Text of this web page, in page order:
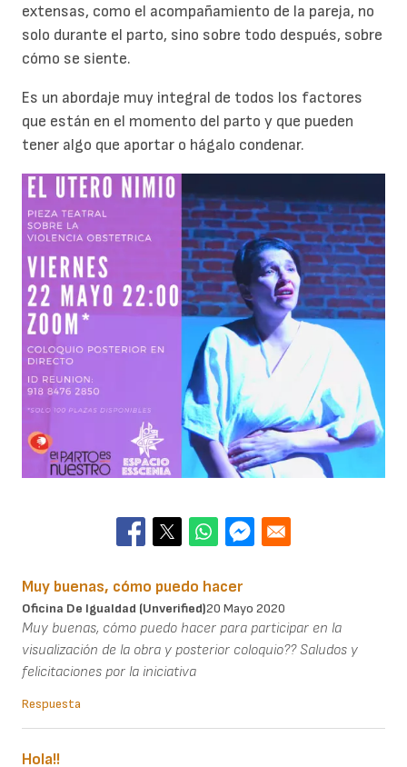
extensas, como el acompañamiento de la pareja, no
solo durante el parto, sino sobre todo después, sobre
cómo se siente.
Es un abordaje muy integral de todos los factores
que están en el momento del parto y que pueden
tener algo que aportar o hágalo condenar.
Muy buenas, cómo puedo hacer
Oficina De Igualdad (unverified)20 Mayo 2020
Muy buenas, cómo puedo hacer para participar en la
visualización de la obra y posterior coloquio?? Saludos y
felicitaciones por la iniciativa
Respuesta
Hola!!